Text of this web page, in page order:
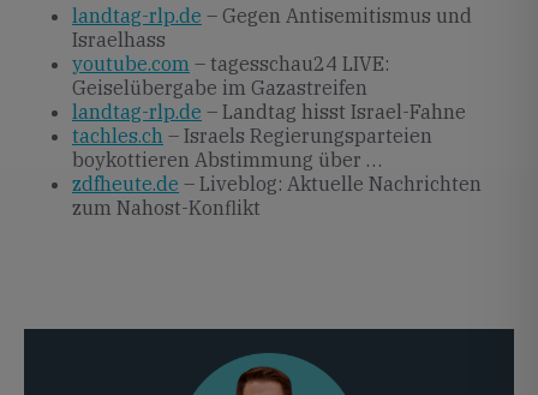
landtag-rlp.de – Gegen Antisemitismus und
Israelhass
youtube.com – tagesschau24 LIVE:
Geiselübergabe im Gazastreifen
landtag-rlp.de – Landtag hisst Israel-Fahne
tachles.ch – Israels Regierungsparteien
boykottieren Abstimmung über …
zdfheute.de – Liveblog: Aktuelle Nachrichten
zum Nahost-Konflikt